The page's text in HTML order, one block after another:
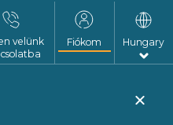
velünk
Fiókom Hungary